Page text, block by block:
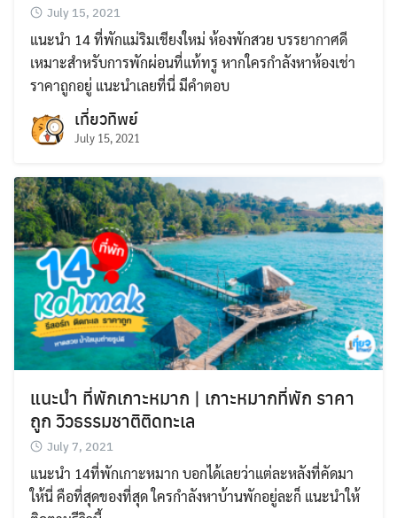
July 15, 2021
แนะนำ 14 ที่พักแม่ริมเชียงใหม่ ห้องพักสวย บรรยากาศดี
เหมาะสำหรับการพักผ่อนที่แท้ทรู หากใครกำลังหาห้องเช่า
ราคาถูกอยู่ แนะนำเลยที่นี่ มีคำตอบ
เที่ยวทิพย์
July 15, 2021
แนะนำ ที่พักเกาะหมาก | เกาะหมากที่พัก ราคา
ถูก วิวธรรมชาติติดทะเล
July 7, 2021
แนะนำ 14ที่พักเกาะหมาก บอกได้เลยว่าแต่ละหลังที่คัดมา
ให้นี่ คือที่สุดของที่สุด ใครกำลังหาบ้านพักอยู่ละก็ แนะนำให้